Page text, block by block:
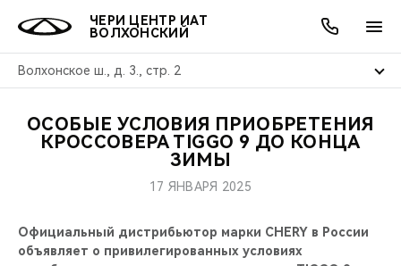
ЧЕРИ ЦЕНТР ИАТ
ВОЛХОНСКИЙ
Волхонское ш., д. 3., стр. 2
МОДЕЛИ
КРОССОВЕРЫ
ПОКУПАТЕЛЯМ
ВЛАДЕЛЬЦАМ
МИР CHERY
АКЦИИ
ОНЛАЙН СЕРВИСЫ
О КОМПАНИИ
ОСОБЫЕ УСЛОВИЯ ПРИОБРЕТЕНИЯ
КРОССОВЕРА TIGGO 9 ДО КОНЦА
ЗИМЫ
17 ЯНВАРЯ 2025
Официальный дистрибьютор марки CHERY в России
объявляет о привилегированных условиях